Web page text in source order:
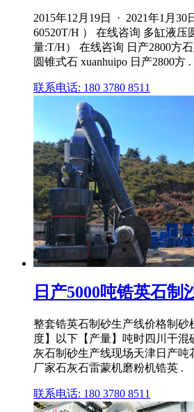
2015年12月19日 · 2021年1月30
60520T/H ） 在线咨询 多缸液压
量:T/H） 在线咨询 日产2800方
圆锥式石 xuanhuipo 日产2800方 .
联系电话: 180 3780 8511
日产5000吨锆英石制
整套锆英石制砂生产线价格制砂
度】以下【产量】吨时四川干
灰石制砂生产线现场天津日产吨
厂家石灰石雷蒙机磨粉机锆英 .
联系电话: 180 3780 8511